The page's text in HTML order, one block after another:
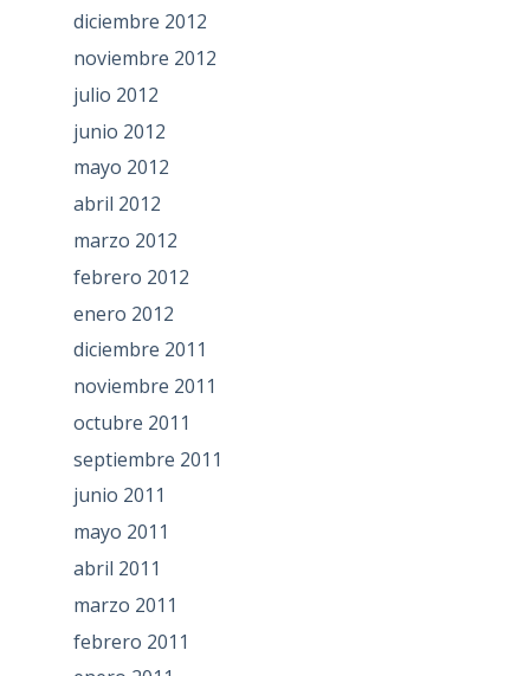
diciembre 2012
noviembre 2012
julio 2012
junio 2012
mayo 2012
abril 2012
marzo 2012
febrero 2012
enero 2012
diciembre 2011
noviembre 2011
octubre 2011
septiembre 2011
junio 2011
mayo 2011
abril 2011
marzo 2011
febrero 2011